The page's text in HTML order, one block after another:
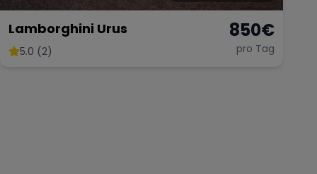
Lamborghini Urus
5.0 (2)
850€
pro Tag